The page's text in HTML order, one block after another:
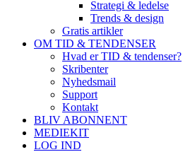
Strategi & ledelse
Trends & design
Gratis artikler
OM TID & TENDENSER
Hvad er TID & tendenser?
Skribenter
Nyhedsmail
Support
Kontakt
BLIV ABONNENT
MEDIEKIT
LOG IND